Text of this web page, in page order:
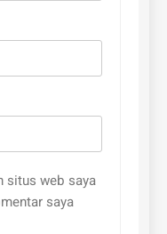
situs web saya
saya